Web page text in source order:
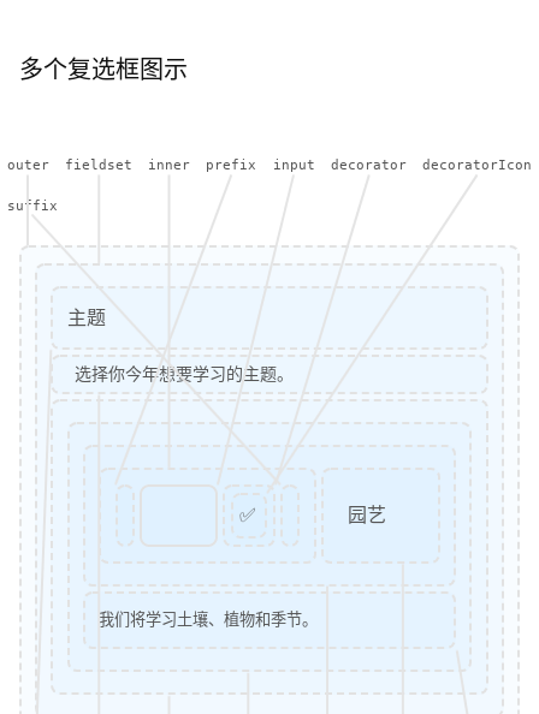
多个复选框图示
outer fieldset inner prefix input decorator decoratorIcon
suffix
主题
选择你今年想要学习的主题。
✅ 园艺
我们将学习土壤、植物和季节。